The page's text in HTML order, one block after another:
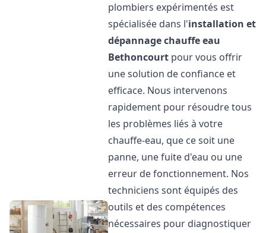
plombiers expérimentés est
spécialisée dans l'installation et
dépannage chauffe eau
Bethoncourt pour vous offrir
une solution de confiance et
efficace. Nous intervenons
rapidement pour résoudre tous
les problèmes liés à votre
chauffe-eau, que ce soit une
panne, une fuite d'eau ou une
erreur de fonctionnement. Nos
techniciens sont équipés des
outils et des compétences
nécessaires pour diagnostiquer